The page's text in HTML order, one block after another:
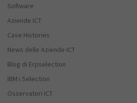
Software
Aziende ICT
Case Histories
News delle Aziende ICT
Blog di Erpselection
IBM i Selection
Osservatori ICT